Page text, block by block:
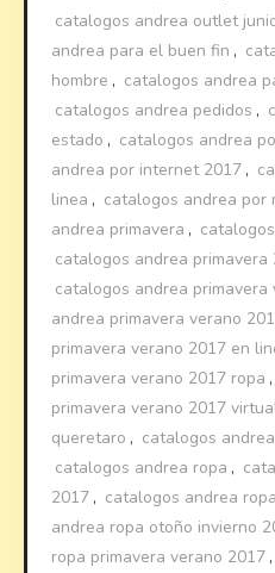
catalogos andrea outlet
andrea para el buen fin ,
hombre , catalogos andrea
catalogos andrea pedidos ,
estado , catalogos andrea
andrea por internet 2017 ,
linea , catalogos andrea por
andrea primavera ,
catalogos andrea primavera
catalogos andrea primavera
andrea primavera verano
primavera verano 2017 en
primavera verano 2017 ropa ,
primavera verano 2017
queretaro , catalogos
catalogos andrea ropa ,
2017 , catalogos andrea
andrea ropa otoño invierno
ropa primavera verano 2017 ,